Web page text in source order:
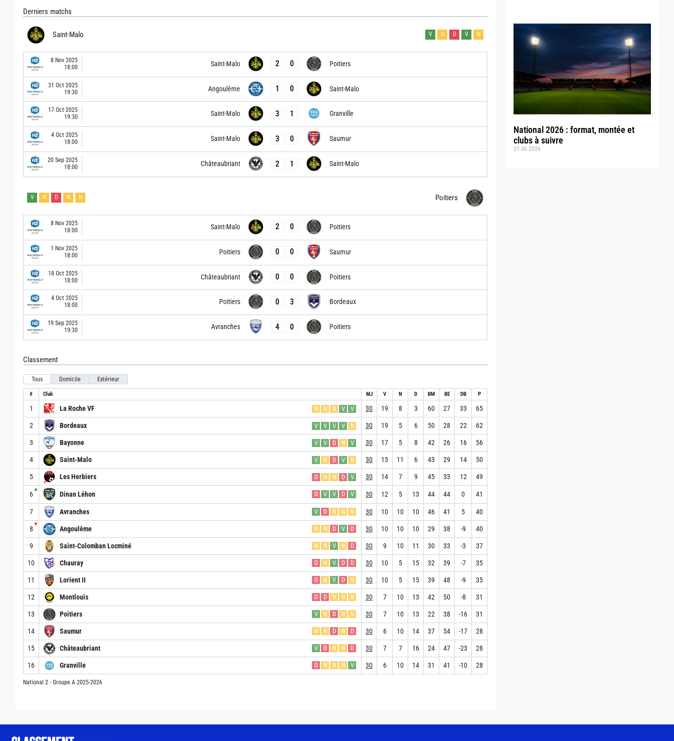
National 2026 : format, montée et
clubs à suivre
21.06.2026
Derniers matchs
Saint-Malo V N D V N
8 Nov 2025
18:00
Saint-Malo 2 0 Poitiers
31 Oct 2025
19:30
Angoulême 1 0 Saint-Malo
17 Oct 2025
19:30
Saint-Malo 3 1 Granville
4 Oct 2025
18:00
Saint-Malo 3 0 Saumur
20 Sep 2025
18:00
Châteaubriant 2 1 Saint-Malo
Poitiers
V N D N N
8 Nov 2025
18:00
Saint-Malo 2 0 Poitiers
1 Nov 2025
18:00
Poitiers 0 0 Saumur
18 Oct 2025
18:00
Châteaubriant 0 0 Poitiers
4 Oct 2025
18:00
Poitiers 0 3 Bordeaux
19 Sep 2025
19:30
Avranches 4 0 Poitiers
Classement
Tous Domicile Extérieur
# Club MJ V N D BM BE DB P
1 La Roche VF N N N V V 30 19 8 3 60 27 33 65
2 Bordeaux V V V V N 30 19 5 6 50 28 22 62
3 Bayonne V V D N V 30 17 5 8 42 26 16 56
4 Saint-Malo V N D V N 30 13 11 6 43 29 14 50
5 Les Herbiers D N N D V 30 14 7 9 45 33 12 49
6
▲
Dinan Léhon D V V D V 30 12 5 13 44 44 0 41
7 Avranches V D N N N 30 10 10 10 46 41 5 40
8
▼
Angoulême N N D V D 30 10 10 10 29 38 -9 40
9 Saint-Colomban Locminé N N V N D 30 9 10 11 30 33 -3 37
10 Chauray D N V D D 30 10 5 15 32 39 -7 35
11 Lorient II D N V D N 30 10 5 15 39 48 -9 35
12 Montlouis D D N N N 30 7 10 13 42 50 -8 31
13 Poitiers V N D N N 30 7 10 13 22 38 -16 31
14 Saumur N N D N D 30 6 10 14 37 54 -17 28
15 Châteaubriant V D N N D 30 7 7 16 24 47 -23 28
16 Granville D N N N V 30 6 10 14 31 41 -10 28
National 2 - Groupe A 2025-2026